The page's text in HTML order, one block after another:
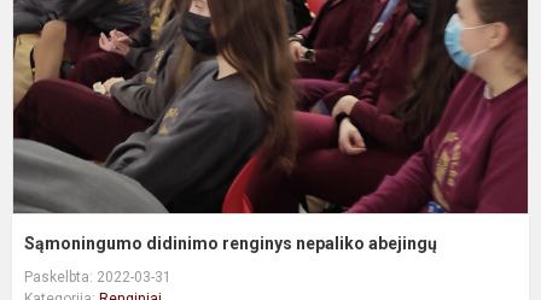
Sąmoningumo didinimo renginys nepaliko abejingų
Paskelbta: 2022-03-31